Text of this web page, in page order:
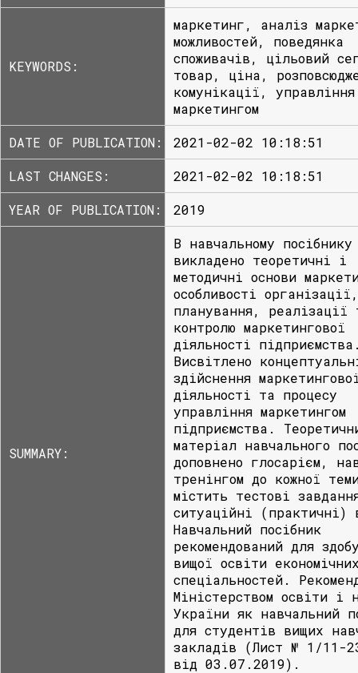
KEYWORDS:
маркетинг, аналіз
можливостей, поведянка
споживачів, цільовий
товар, ціна,
комунікації, управління
маркетингом
DATE OF PUBLICATION:
2021-02-02 10:18:51
LAST CHANGES:
2021-02-02 10:18:51
YEAR OF PUBLICATION:
2019
SUMMARY:
В навчальному посібнику
викладено теоретичні і
методичні основи
особливості організації,
планування, реалізації
контролю маркетингової
діяльності
Висвітлено
здійснення
діяльності та процесу
управління маркетингом
підприємства.
матеріал навчального
доповнено глосарієм,
тренінгом до кожної
містить тестові
ситуаційні (практичні)
Навчальний посібник
рекомендований для
вищої освіти
спеціальностей.
Міністерством освіти і
України як навчальний
для студентів вищих
закладів (Лист № 1/11-
від 03.07.2019).